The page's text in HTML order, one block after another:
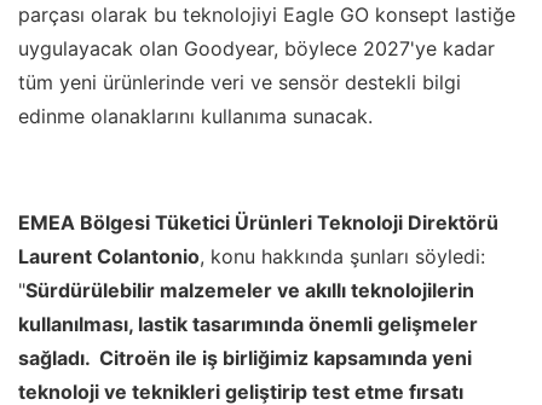
parçası olarak bu teknolojiyi Eagle GO konsept lastiğe
uygulayacak olan Goodyear, böylece 2027'ye kadar
tüm yeni ürünlerinde veri ve sensör destekli bilgi
edinme olanaklarını kullanıma sunacak.
EMEA Bölgesi Tüketici Ürünleri Teknoloji Direktörü
Laurent Colantonio, konu hakkında şunları söyledi:
"Sürdürülebilir malzemeler ve akıllı teknolojilerin
kullanılması, lastik tasarımında önemli gelişmeler
sağladı. Citroën ile iş birliğimiz kapsamında yeni
teknoloji ve teknikleri geliştirip test etme fırsatı